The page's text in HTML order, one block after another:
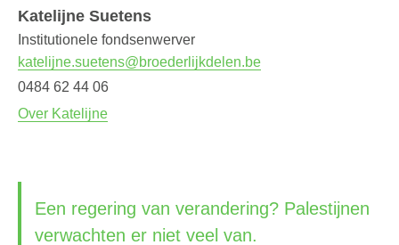
Katelijne Suetens
Institutionele fondsenwerver
katelijne.suetens@broederlijkdelen.be
0484 62 44 06
Over Katelijne
Een regering van verandering? Palestijnen
verwachten er niet veel van.